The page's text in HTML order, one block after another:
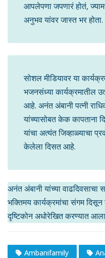
आपलेपणा जपणारं होतं,
अनुभव यांवर जास्त भर होता.
सोशल मीडियावर या
भजनसंध्या कार्यक्रमातील
आहे. अनंत अंबानी पत्नी
यांच्यासोबत केक
यांचा अत्यंत जिव्हाळ्याचा
केलेला दिसत आहे.
अनंत अंबानी यांच्या वाढदिवसाचा
भक्तिमय कार्यक्रमांचा संगम
दृष्टिकोन अधोरेखित करण्यात
Ambanifamily